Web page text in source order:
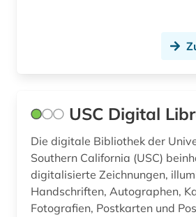
USC Digital
Die digitale Bibliothek der
Southern California (USC)
digitalisierte Zeichnungen,
Handschriften, Autographen,
Fotografien, Postkarten und Poster.